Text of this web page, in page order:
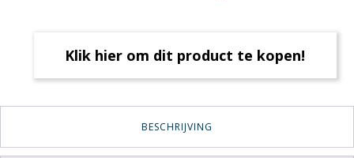
Klik hier om dit product te kopen!
BESCHRIJVING